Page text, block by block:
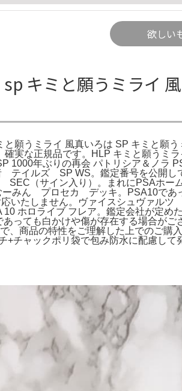
欲しい
キミと願うミライ
願うミライ 風真いろは SP キミと願
実な正規品です。HLP キミと願うミ
1000年ぶりの再会 パトリシア＆ノラ
イルズ SP WS。鑑定番号を公開し
（サイン入り）。まれにPSAホー
ーみん プロセカ デッキ。PSA10であ
いたしません。ヴァイスシュヴァル
ホロライブ フレア。鑑定会社が定め
ても白かけや傷が存在する場合が
商品の特性をご理解した上でのご購入
チャックポリ袋で包み防水に配慮して